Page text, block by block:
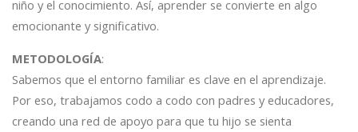
niño y el conocimiento. Así, aprender se convierte en algo
emocionante y significativo.
METODOLOGÍA:
Sabemos que el entorno familiar es clave en el aprendizaje.
Por eso, trabajamos codo a codo con padres y educadores,
creando una red de apoyo para que tu hijo se sienta